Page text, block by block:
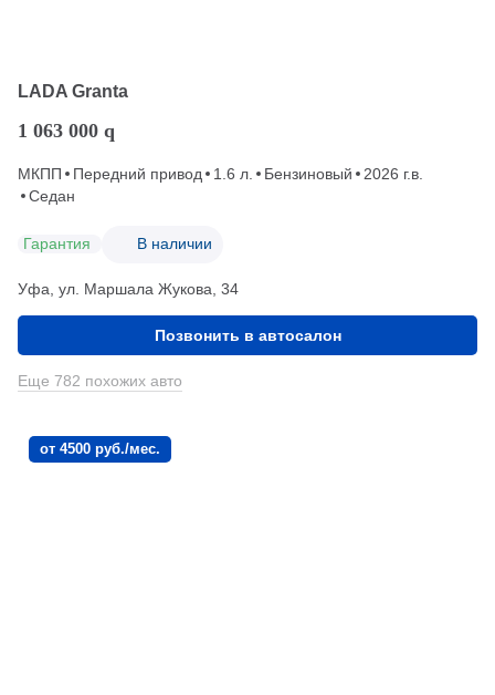
LADA Granta
1 063 000 q
МКПП Передний привод 1.6 л. Бензиновый
2026 г.в.
Седан
Гарантия В наличии
Уфа, ул. Маршала Жукова, 34
Позвонить в автосалон
Еще 782 похожих авто
от 4500 руб./мес.